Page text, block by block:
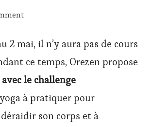
on
:
#Printempsyoga
2 mai, il n’y aura pas de cours
ce temps, Orezen propose
le challenge
à pratiquer pour
son corps et à